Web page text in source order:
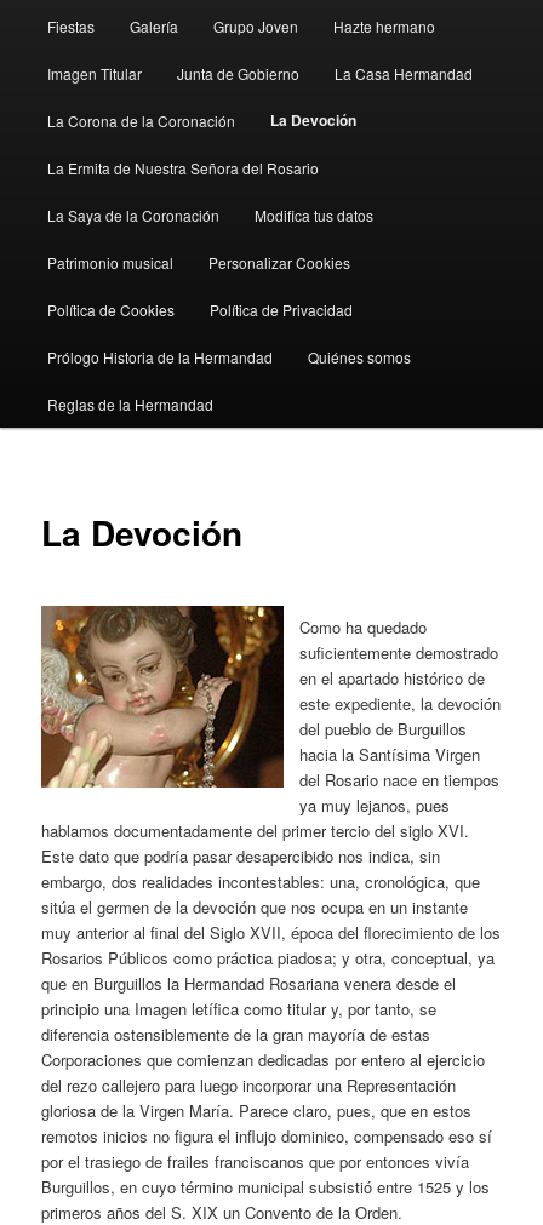
Fiestas Galería Grupo Joven Hazte hermano
Imagen Titular Junta de Gobierno La Casa Hermandad
La Corona de la Coronación La Devoción
La Ermita de Nuestra Señora del Rosario
La Saya de la Coronación Modifica tus datos
Patrimonio musical Personalizar Cookies
Política de Cookies Política de Privacidad
Prólogo Historia de la Hermandad Quiénes somos
Reglas de la Hermandad
La Devoción
Como ha quedado
suficientemente demostrado
en el apartado histórico de
este expediente, la devoción
del pueblo de Burguillos
hacia la Santísima Virgen
del Rosario nace en tiempos
ya muy lejanos, pues
hablamos documentadamente del primer tercio del siglo XVI.
Este dato que podría pasar desapercibido nos indica, sin
embargo, dos realidades incontestables: una, cronológica, que
sitúa el germen de la devoción que nos ocupa en un instante
muy anterior al final del Siglo XVII, época del florecimiento de los
Rosarios Públicos como práctica piadosa; y otra, conceptual, ya
que en Burguillos la Hermandad Rosariana venera desde el
principio una Imagen letífica como titular y, por tanto, se
diferencia ostensiblemente de la gran mayoría de estas
Corporaciones que comienzan dedicadas por entero al ejercicio
del rezo callejero para luego incorporar una Representación
gloriosa de la Virgen María. Parece claro, pues, que en estos
remotos inicios no figura el influjo dominico, compensado eso sí
por el trasiego de frailes franciscanos que por entonces vivía
Burguillos, en cuyo término municipal subsistió entre 1525 y los
primeros años del S. XIX un Convento de la Orden.